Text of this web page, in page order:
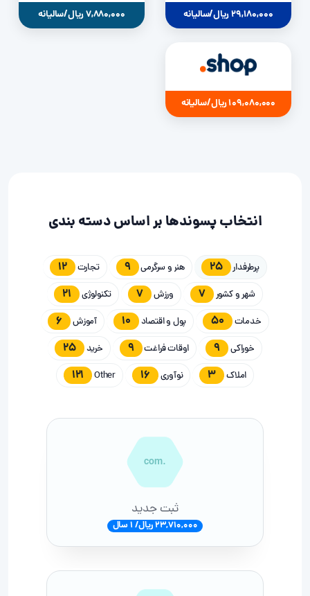
29,180,000 ریال/سالیانه 7,880,000 ریال/سالیانه
109,080,000 ریال/سالیانه
انتخاب پسوندها بر اساس دسته بندی
پرطرفدار 25 هنر و سرگرمی 9 تجارت 12
شهر و کشور 7 ورزش 7 تکنولوژی 21
خدمات 50 پول و اقتصاد 10 آموزش 6
خوراکی 9 اوقات فراغت 9 خرید 25
املاک 3 نوآوری 16
Other
121
.com
ثبت جدید
23,710,000 ریال/ 1 سال